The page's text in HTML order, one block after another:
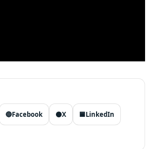
🔵Facebook ⚫X 🟦LinkedIn